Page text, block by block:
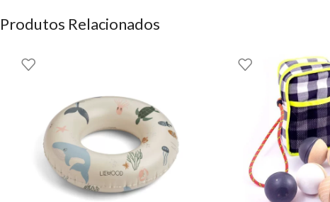
Produtos Relacionados